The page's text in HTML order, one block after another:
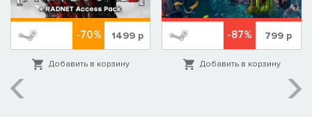
-70% 1499р
Добавить в корзину
-87% 799 р
Добавить в корзину